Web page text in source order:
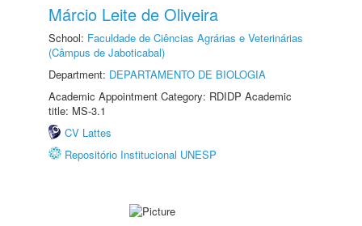
Márcio Leite de Oliveira
School: Faculdade de Ciências Agrárias e Veterinárias
(Câmpus de Jaboticabal)
Department: DEPARTAMENTO DE BIOLOGIA
Academic Appointment Category: RDIDP Academic
title: MS-3.1
CV Lattes
Repositório Institucional UNESP